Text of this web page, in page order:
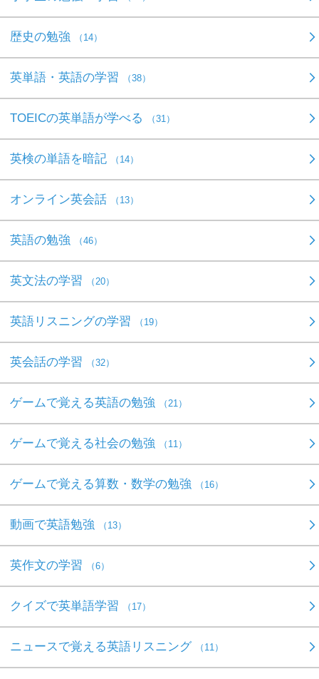
歴史の勉強 （14）
英単語・英語の学習 （38）
TOEICの英単語が学べる （31）
英検の単語を暗記 （14）
オンライン英会話 （13）
英語の勉強 （46）
英文法の学習 （20）
英語リスニングの学習 （19）
英会話の学習 （32）
ゲームで覚える英語の勉強 （21）
ゲームで覚える社会の勉強 （11）
ゲームで覚える算数・数学の勉強 （16）
動画で英語勉強 （13）
英作文の学習 （6）
クイズで英単語学習 （17）
ニュースで覚える英語リスニング （11）